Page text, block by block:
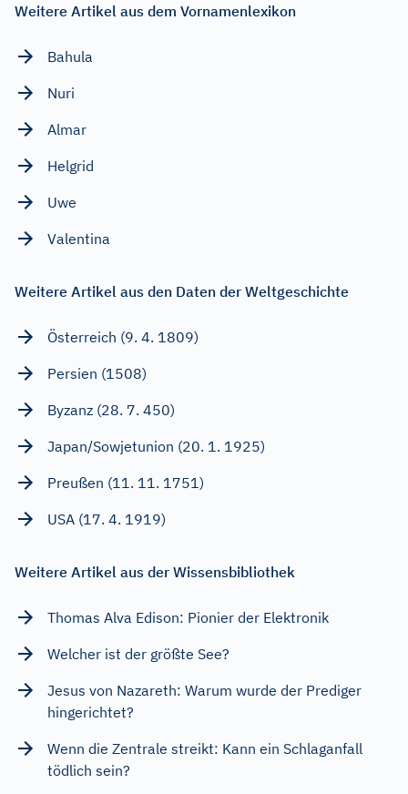
Weitere Artikel aus dem Vornamenlexikon
Bahula
Nuri
Almar
Helgrid
Uwe
Valentina
Weitere Artikel aus den Daten der Weltgeschichte
Österreich (9. 4. 1809)
Persien (1508)
Byzanz (28. 7. 450)
Japan/Sowjetunion (20. 1. 1925)
Preußen (11. 11. 1751)
USA (17. 4. 1919)
Weitere Artikel aus der Wissensbibliothek
Thomas Alva Edison: Pionier der Elektronik
Welcher ist der größte See?
Jesus von Nazareth: Warum wurde der Prediger
hingerichtet?
Wenn die Zentrale streikt: Kann ein Schlaganfall
tödlich sein?